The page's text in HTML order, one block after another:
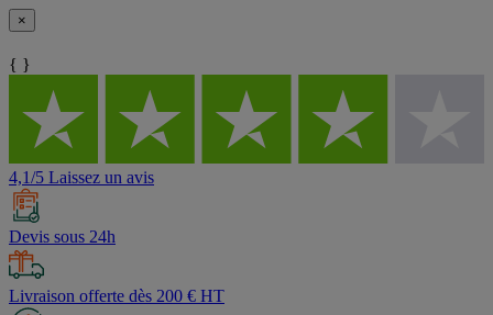
×
{ }
4,1/5 Laissez un avis
Devis sous 24h
Livraison offerte dès 200 € HT